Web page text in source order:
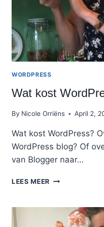
WORDPRESS
Wat kost
By Nicole Orriëns April 2,
Wat kost WordPress?
WordPress blog? Of
van Blogger naar…
LEES MEER WAT